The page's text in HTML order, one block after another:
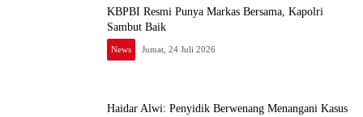
KBPBI Resmi Punya Markas Bersama, Kapolri
Sambut Baik
News Jumat, 24 Juli 2026
Haidar Alwi: Penyidik Berwenang Menangani Kasus